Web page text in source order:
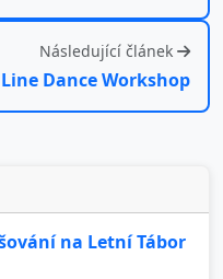
Následující článek
Line Dance Workshop
na Letní Tábor